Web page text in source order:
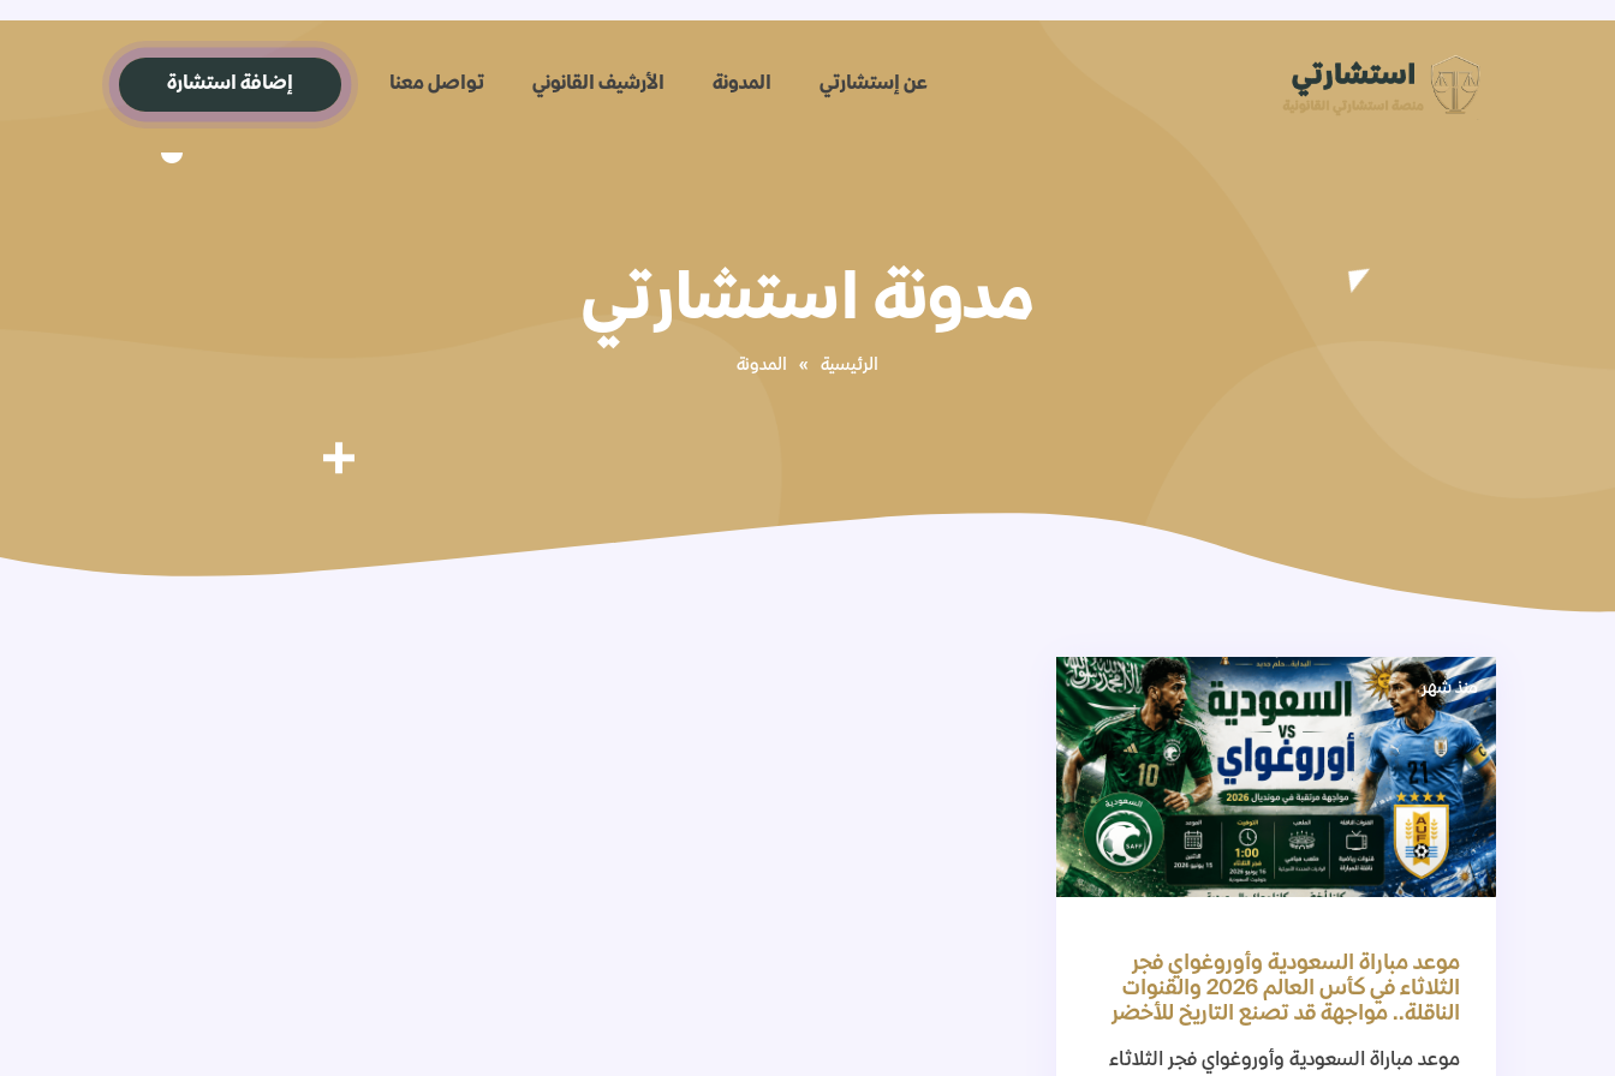
عن إستشارتي المدونة الأرشيف القانوني تواصل معنا إضافة استشارة
مدونة استشارتي
الرئيسية » المدونة
منذ شهر
موعد مباراة السعودية وأوروغواي فجر
الثلاثاء في كأس العالم 2026 والقنوات
الناقلة.. مواجهة قد تصنع التاريخ للأخضر
موعد مباراة السعودية وأوروغواي فجر الثلاثاء